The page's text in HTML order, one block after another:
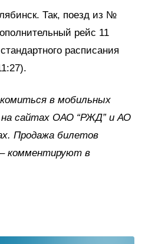
Так, поезд из №
рейс 11
расписания
в мобильных
на сайтах ОАО “РЖД” и АО
Продажа билетов
– комментируют в